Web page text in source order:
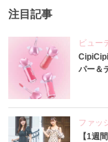
注目記事
ビュー
パー＆
ファッ
【1週